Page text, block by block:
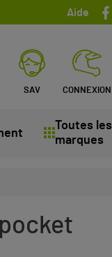
Aide
SAV CONNEXION
Toutes les
marques